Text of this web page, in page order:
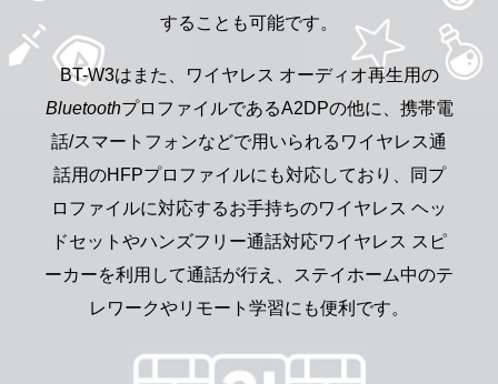
することも可能です。
BT-W3はまた、ワイヤレス オーディオ再生用の
BluetoothプロファイルであるA2DPの他に、携帯電
話/スマートフォンなどで用いられるワイヤレス通
話用のHFPプロファイルにも対応しており、同プ
ロファイルに対応するお手持ちのワイヤレス ヘッ
ドセットやハンズフリー通話対応ワイヤレス スピ
ーカーを利用して通話が行え、ステイホーム中のテ
レワークやリモート学習にも便利です。